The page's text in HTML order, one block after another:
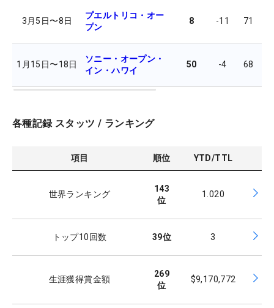
3月5日〜8日
プエルトリコ・オー
プン
8 -11 71
1月15日〜18日
ソニー・オープン・
イン・ハワイ
50 -4 68
各種記録 スタッツ / ランキング
項目 順位 YTD/TTL
世界ランキング
143
位
1.020
トップ10回数 39位 3
生涯獲得賞金額
269
位
$9,170,772